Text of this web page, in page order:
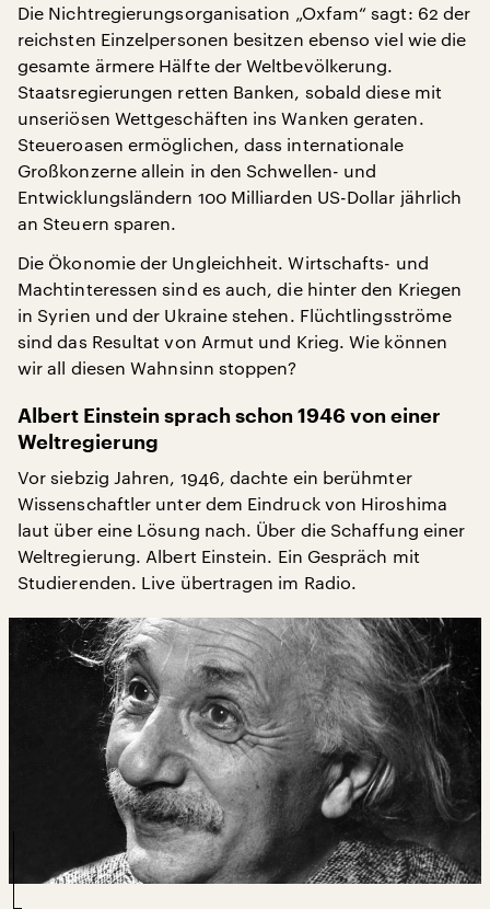
Die Nichtregierungsorganisation „Oxfam“ sagt: 62 der
reichsten Einzelpersonen besitzen ebenso viel wie die
gesamte ärmere Hälfte der Weltbevölkerung.
Staatsregierungen retten Banken, sobald diese mit
unseriösen Wettgeschäften ins Wanken geraten.
Steueroasen ermöglichen, dass internationale
Großkonzerne allein in den Schwellen- und
Entwicklungsländern 100 Milliarden US-Dollar jährlich
an Steuern sparen.
Die Ökonomie der Ungleichheit. Wirtschafts- und
Machtinteressen sind es auch, die hinter den Kriegen
in Syrien und der Ukraine stehen. Flüchtlingsströme
sind das Resultat von Armut und Krieg. Wie können
wir all diesen Wahnsinn stoppen?
Albert Einstein sprach schon 1946 von einer
Weltregierung
Vor siebzig Jahren, 1946, dachte ein berühmter
Wissenschaftler unter dem Eindruck von Hiroshima
laut über eine Lösung nach. Über die Schaffung einer
Weltregierung. Albert Einstein. Ein Gespräch mit
Studierenden. Live übertragen im Radio.